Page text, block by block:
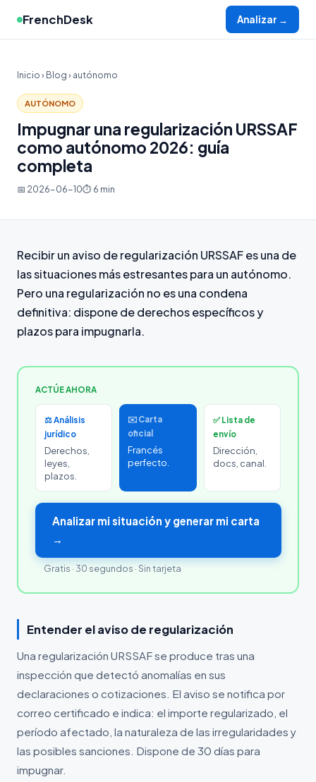
FrenchDesk Analizar →
Inicio› Blog› autónomo
AUTÓNOMO
Impugnar una regularización URSSAF
como autónomo 2026: guía
completa
📅 2026-06-10⏱ 6 min
Recibir un aviso de regularización URSSAF es una de
las situaciones más estresantes para un autónomo.
Pero una regularización no es una condena
definitiva: dispone de derechos específicos y
plazos para impugnarla.
ACTÚE AHORA
⚖️ Análisis
jurídico
Derechos,
leyes,
plazos.
✉️ Carta
oficial
Francés
perfecto.
✅ Lista de
envío
Dirección,
docs, canal.
Analizar mi situación y generar mi carta
→
Gratis · 30 segundos · Sin tarjeta
Entender el aviso de regularización
Una regularización URSSAF se produce tras una
inspección que detectó anomalías en sus
declaraciones o cotizaciones. El aviso se notifica por
correo certificado e indica: el importe regularizado, el
período afectado, la naturaleza de las irregularidades y
las posibles sanciones. Dispone de 30 días para
impugnar.